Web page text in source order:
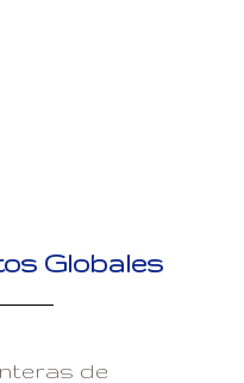
Globales
de